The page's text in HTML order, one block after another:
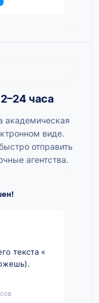
часа
академическая
виде.
отправить
агентства.
текста «